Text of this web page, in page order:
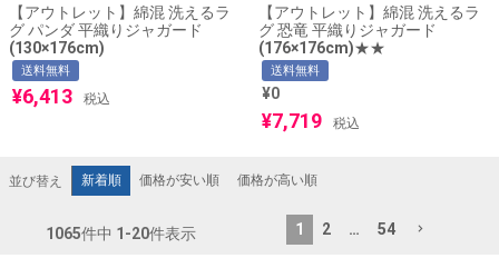
【アウトレット】綿混 洗えるラ
グ パンダ 平織りジャガード
(130×176cm)
送料無料
¥6,413 税込
【アウトレット】綿混 洗えるラ
グ 恐竜 平織りジャガード
(176×176cm)★★
送料無料
¥0
¥7,719 税込
並び替え 新着順 価格が安い順 価格が高い順
1065件中 1 -20件表示 1 2 … 54